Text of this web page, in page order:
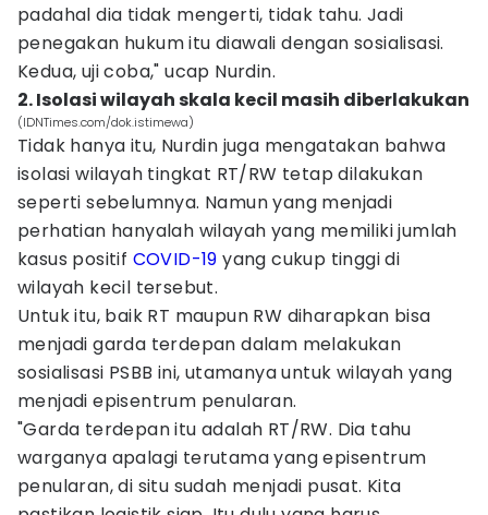
padahal dia tidak mengerti, tidak tahu. Jadi
penegakan hukum itu diawali dengan sosialisasi.
Kedua, uji coba," ucap Nurdin.
2. Isolasi wilayah skala kecil masih diberlakukan
(IDNTimes.com/dok.istimewa)
Tidak hanya itu, Nurdin juga mengatakan bahwa
isolasi wilayah tingkat RT/RW tetap dilakukan
seperti sebelumnya. Namun yang menjadi
perhatian hanyalah wilayah yang memiliki jumlah
kasus positif COVID-19 yang cukup tinggi di
wilayah kecil tersebut.
Untuk itu, baik RT maupun RW diharapkan bisa
menjadi garda terdepan dalam melakukan
sosialisasi PSBB ini, utamanya untuk wilayah yang
menjadi episentrum penularan.
"Garda terdepan itu adalah RT/RW. Dia tahu
warganya apalagi terutama yang episentrum
penularan, di situ sudah menjadi pusat. Kita